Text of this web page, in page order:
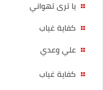
يا ترى تهواني
كفاية غياب
علي وعدي
كفاية غياب